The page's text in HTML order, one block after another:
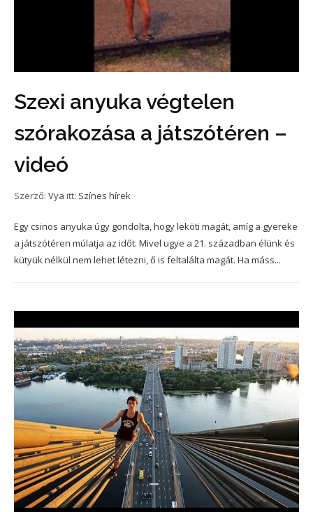
Szexi anyuka végtelen
szórakozása a játszótéren –
videó
Szerző: Vya itt: Színes hírek
Egy csinos anyuka úgy gondolta, hogy leköti magát, amíg a gyereke
a játszótéren múlatja az időt. Mivel ugye a 21. században élünk és
kütyük nélkül nem lehet létezni, ő is feltalálta magát. Ha máss...